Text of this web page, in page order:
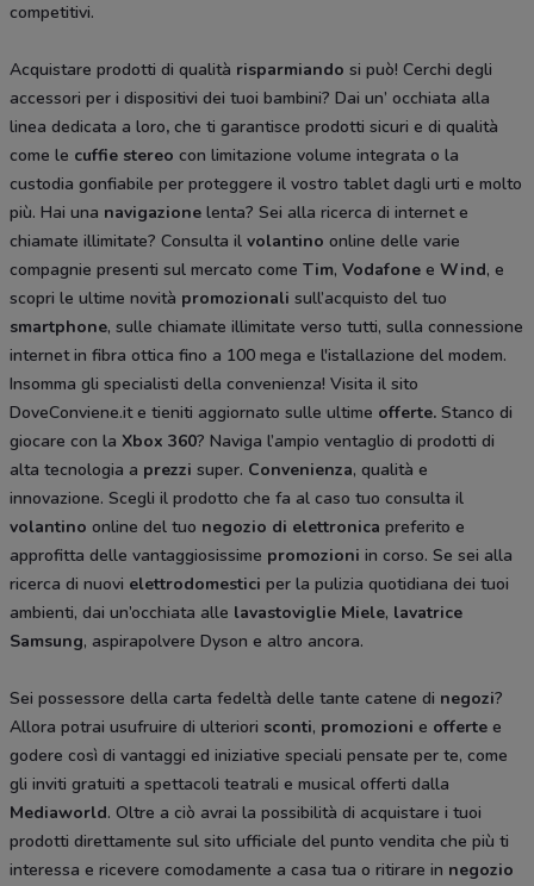
competitivi.
Acquistare prodotti di qualità risparmiando si può! Cerchi degli
accessori per i dispositivi dei tuoi bambini? Dai un’ occhiata alla
linea dedicata a loro, che ti garantisce prodotti sicuri e di qualità
come le cuffie stereo con limitazione volume integrata o la
custodia gonfiabile per proteggere il vostro tablet dagli urti e molto
più. Hai una navigazione lenta? Sei alla ricerca di internet e
chiamate illimitate? Consulta il volantino online delle varie
compagnie presenti sul mercato come Tim, Vodafone e Wind, e
scopri le ultime novità promozionali sull’acquisto del tuo
smartphone, sulle chiamate illimitate verso tutti, sulla connessione
internet in fibra ottica fino a 100 mega e l'istallazione del modem.
Insomma gli specialisti della convenienza! Visita il sito
DoveConviene.it e tieniti aggiornato sulle ultime offerte. Stanco di
giocare con la Xbox 360? Naviga l’ampio ventaglio di prodotti di
alta tecnologia a prezzi super. Convenienza, qualità e
innovazione. Scegli il prodotto che fa al caso tuo consulta il
volantino online del tuo negozio di elettronica preferito e
approfitta delle vantaggiosissime promozioni in corso. Se sei alla
ricerca di nuovi elettrodomestici per la pulizia quotidiana dei tuoi
ambienti, dai un’occhiata alle lavastoviglie Miele, lavatrice
Samsung, aspirapolvere Dyson e altro ancora.
Sei possessore della carta fedeltà delle tante catene di negozi?
Allora potrai usufruire di ulteriori sconti, promozioni e offerte e
godere così di vantaggi ed iniziative speciali pensate per te, come
gli inviti gratuiti a spettacoli teatrali e musical offerti dalla
Mediaworld. Oltre a ciò avrai la possibilità di acquistare i tuoi
prodotti direttamente sul sito ufficiale del punto vendita che più ti
interessa e ricevere comodamente a casa tua o ritirare in negozio